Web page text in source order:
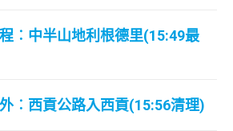
︰中半山地利根德里(15:49最
︰西貢公路入西貢(15:56清理)